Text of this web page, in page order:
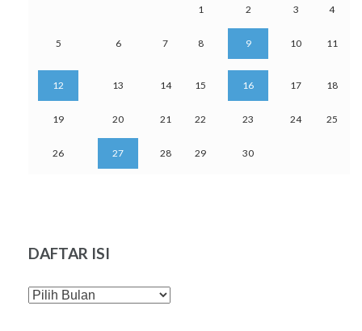
1 2 3 4
5 6 7 8 9 10 11
12 13 14 15 16 17 18
19 20 21 22 23 24 25
26 27 28 29 30
DAFTAR ISI
DAFTAR